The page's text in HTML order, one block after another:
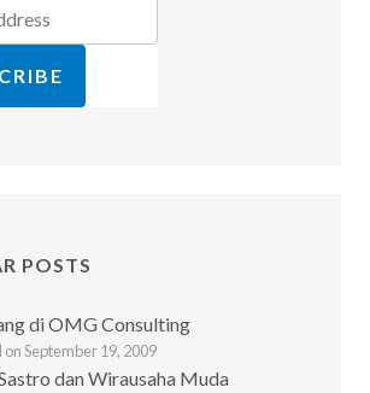
POSTS
di OMG Consulting
on September 19, 2009
dan Wirausaha Muda